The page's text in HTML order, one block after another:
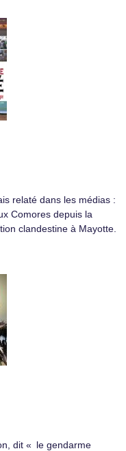
relaté dans les médias :
Comores depuis la
clandestine à Mayotte.
dit « le gendarme